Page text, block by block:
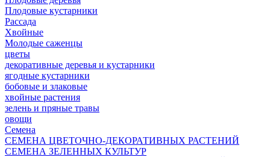
Плодовые кустарники
Рассада
Хвойные
Молодые саженцы
цветы
декоративные деревья и кустарники
ягодные кустарники
бобовые и злаковые
хвойные растения
зелень и пряные травы
овощи
Семена
СЕМЕНА ЦВЕТОЧНО-ДЕКОРАТИВНЫХ РАСТЕНИЙ
СЕМЕНА ЗЕЛЕННЫХ КУЛЬТУР